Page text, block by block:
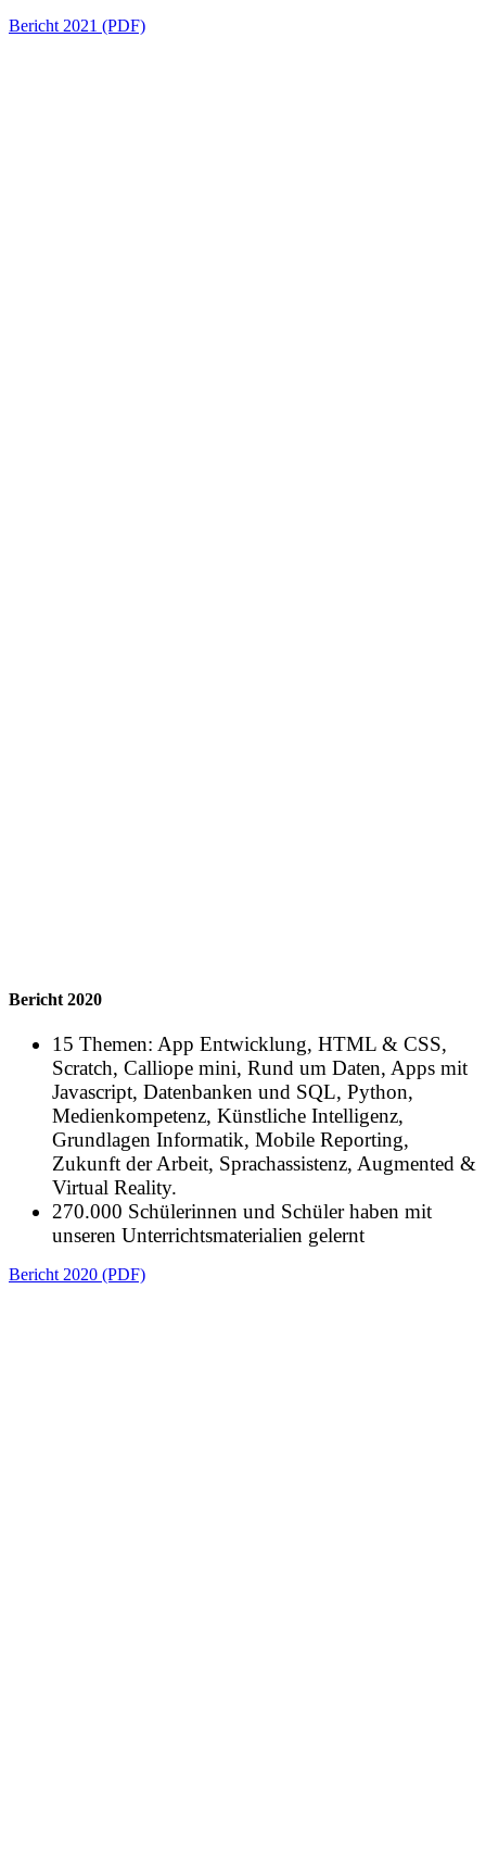
Bericht 2021 (PDF)
Bericht 2020
15 Themen: App Entwicklung, HTML & CSS,
Scratch, Calliope mini, Rund um Daten, Apps mit
Javascript, Datenbanken und SQL, Python,
Medienkompetenz, Künstliche Intelligenz,
Grundlagen Informatik, Mobile Reporting,
Zukunft der Arbeit, Sprachassistenz, Augmented &
Virtual Reality.
270.000 Schülerinnen und Schüler haben mit
unseren Unterrichtsmaterialien gelernt
Bericht 2020 (PDF)